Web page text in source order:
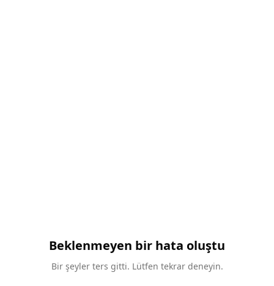
Beklenmeyen bir hata oluştu
Bir şeyler ters gitti. Lütfen tekrar deneyin.